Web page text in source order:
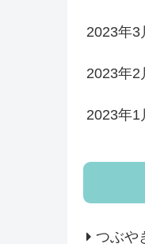
2023年3
2023年2
2023年1
つぶや